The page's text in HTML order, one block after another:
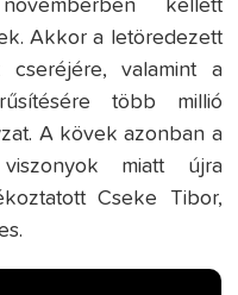
kellett
Akkor a letöredezett
cseréjére, valamint a
több millió
A kövek azonban a
miatt újra
Cseke Tibor,